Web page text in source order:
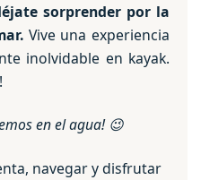
sorprender por la
Vive una experiencia
inolvidable en kayak.
en el agua! 😉
navegar y disfrutar